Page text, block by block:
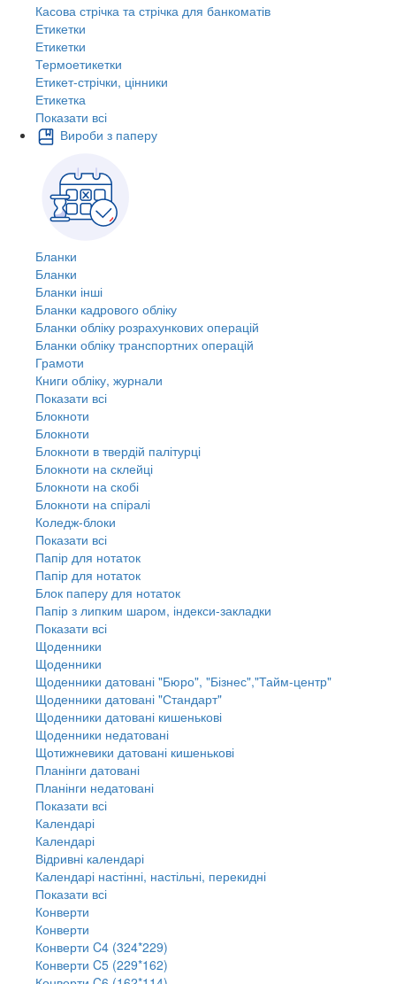
Касова стрічка та стрічка для банкоматів
Етикетки
Етикетки
Термоетикетки
Етикет-стрічки, цінники
Етикетка
Показати всі
Вироби з паперу
Бланки
Бланки
Бланки інші
Бланки кадрового обліку
Бланки обліку розрахункових операцій
Бланки обліку транспортних операцій
Грамоти
Книги обліку, журнали
Показати всі
Блокноти
Блокноти
Блокноти в твердій палітурці
Блокноти на склейці
Блокноти на скобі
Блокноти на спіралі
Коледж-блоки
Показати всі
Папір для нотаток
Папір для нотаток
Блок паперу для нотаток
Папір з липким шаром, індекси-закладки
Показати всі
Щоденники
Щоденники
Щоденники датовані "Бюро", "Бізнес","Тайм-центр"
Щоденники датовані "Стандарт"
Щоденники датовані кишенькові
Щоденники недатовані
Щотижневики датовані кишенькові
Планінги датовані
Планінги недатовані
Показати всі
Календарі
Календарі
Відривні календарі
Календарі настінні, настільні, перекидні
Показати всі
Конверти
Конверти
Конверти C4 (324*229)
Конверти C5 (229*162)